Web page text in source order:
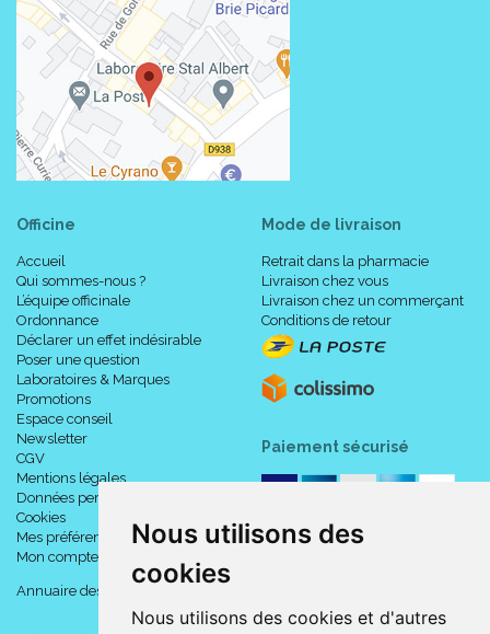
Nous utilisons des
cookies
Nous utilisons des cookies et d'autres
Officine
Accueil
Qui sommes-nous ?
L’équipe officinale
Ordonnance
Déclarer un effet indésirable
Poser une question
Laboratoires & Marques
Promotions
Espace conseil
Newsletter
CGV
Mentions légales
Données personnelles
Cookies
Mes préférences Cookies
Mon compte
Annuaire des pharmacies
Mode de livraison
Retrait dans la pharmacie
Livraison chez vous
Livraison chez un commerçant
Conditions de retour
Paiement sécurisé